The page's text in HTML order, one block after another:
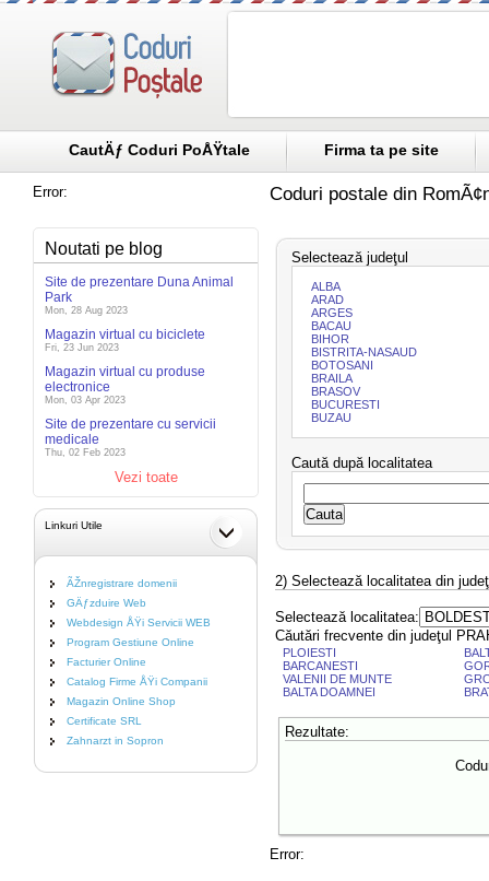
CautÄƒ Coduri PoÅŸtale Firma ta pe site
Error:
Noutati pe blog
Site de prezentare Duna Animal
Park
Mon, 28 Aug 2023
Magazin virtual cu biciclete
Fri, 23 Jun 2023
Magazin virtual cu produse
electronice
Mon, 03 Apr 2023
Site de prezentare cu servicii
medicale
Thu, 02 Feb 2023
Vezi toate
Linkuri Utile
ÃŽnregistrare domenii
GÄƒzduire Web
Webdesign ÅŸi Servicii WEB
Program Gestiune Online
Facturier Online
Catalog Firme ÅŸi Companii
Magazin Online Shop
Certificate SRL
Zahnarzt in Sopron
Coduri postale din
Selectează judeţul
ALBA
ARAD
ARGES
BACAU
BIHOR
BISTRITA-NASAUD
BOTOSANI
BRAILA
BRASOV
BUCURESTI
BUZAU
Caută după localitatea
2) Selectează localitatea din
Selectează localitatea:
Căutări frecvente din judeţul
PLOIESTI
BARCANESTI
VALENII DE MUNTE
BALTA DOAMNEI
Rezultate:
Error: